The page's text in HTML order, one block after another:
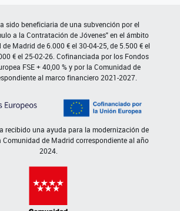
sido beneficiaria de una subvención por el
a la Contratación de Jóvenes" en el ámbito
Madrid de 6.000 € el 30-04-25, de 5.500 € el
€ el 25-02-26. Cofinanciada por los Fondos
FSE + 40,00 % y por la Comunidad de
al marco financiero 2021-2027.
recibido una ayuda para la modernización de
Comunidad de Madrid correspondiente al año
2024.